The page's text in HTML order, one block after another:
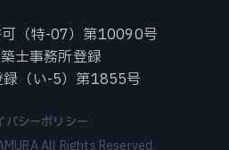
（特-07）第10090号
士事務所登録
録（い-5）第1855号
バシーポリシー